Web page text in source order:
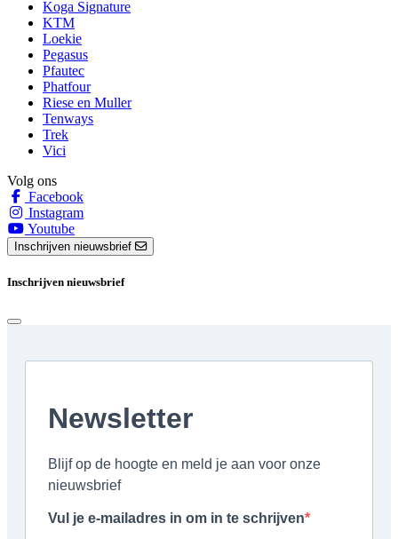
Koga Signature
KTM
Loekie
Pegasus
Pfautec
Phatfour
Riese en Muller
Tenways
Trek
Vici
Volg ons
Facebook
Instagram
Youtube
Inschrijven nieuwsbrief
Inschrijven nieuwsbrief